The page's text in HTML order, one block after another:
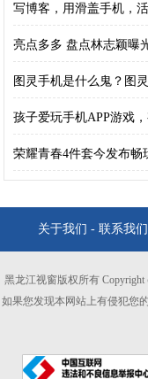
写博客，用滑盖手机，
亮点多多 盘点林志颖曝
图灵手机是什么鬼？图
孩子爱玩手机APP游戏
荣耀青春4件套今发布畅
关于我们 - 联系我们
黑龙江视窗版权所有 Copyright
如果您发现本网站上有侵犯您